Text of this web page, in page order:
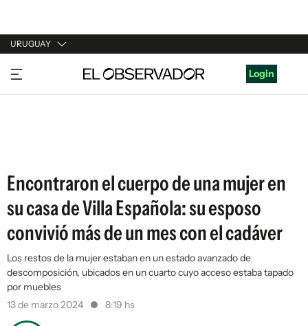
URUGUAY
URUGUAY
ARGENTINA
Login
Encontraron el cuerpo de una mujer en
su casa de Villa Española: su esposo
convivió más de un mes con el cadáver
Los restos de la mujer estaban en un estado avanzado de
descomposición, ubicados en un cuarto cuyo acceso estaba tapado
por muebles
13 de marzo 2024
8:19 hs